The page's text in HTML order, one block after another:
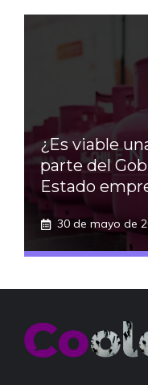
¿Es viable
parte del
Estado
30 de mayo de